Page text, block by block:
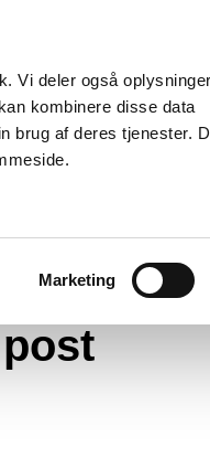
Vi deler også oplysninger
kombinere disse data
brug af deres tjenester.
Marketing